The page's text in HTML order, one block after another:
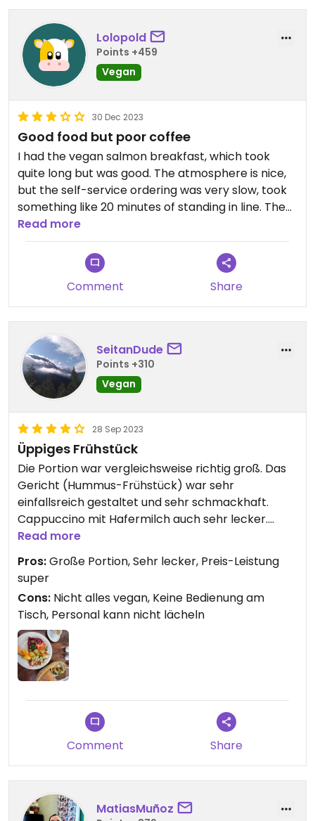
Lolopold
Points +459
Vegan
30 Dec 2023
Good food but poor coffee
I had the vegan salmon breakfast, which took
quite long but was good. The atmosphere is nice,
but the self-service ordering was very slow, took
something like 20 minutes of standing in line. The
coffee was quite watery and the oat milk was
really not my taste.
Read more
Comment Share
SeitanDude
Points +310
Vegan
28 Sep 2023
Üppiges Frühstück
Die Portion war vergleichsweise richtig groß. Das
Gericht (Hummus-Frühstück) war sehr
einfallsreich gestaltet und sehr schmackhaft.
Cappuccino mit Hafermilch auch sehr lecker.
Wenn man sich ins Café setzt und wartet das
jemand kommt, wartet man halt. Man muss an der
Theke bestellen. Das Personal war nicht
unfreundlich, aber auch nicht gerade charmant.
Wegen des absolut überzeugenden Essens gibts
trotzdem gerne 4 Sterne.
Read more
Pros:Große Portion, Sehr lecker, Preis-Leistung
super
Cons: Nicht alles vegan, Keine Bedienung am
Tisch, Personal kann nicht lächeln
Comment Share
MatiasMuñoz